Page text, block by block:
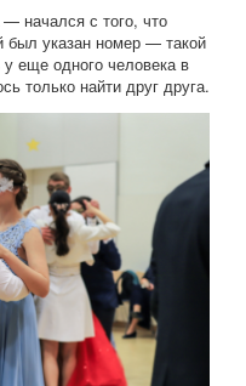
начался с того, что
был указан номер — такой
еще одного человека в
только найти друг друга.